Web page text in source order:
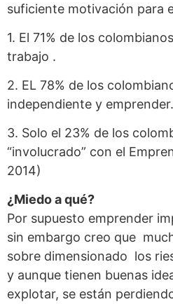
suficiente motivación para
1. El 71% de los
trabajo .
2. EL 78% de los
independiente y emprender.
3. Solo el 23% de los
“involucrado” con el
2014)
¿Miedo a qué?
Por supuesto emprender
sin embargo creo que
sobre dimensionado los
y aunque tienen buenas
explotar, se están